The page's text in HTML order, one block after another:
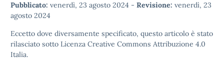
Pubblicato: venerdì, 23 agosto 2024 - Revisione: venerdì, 23
agosto 2024
Eccetto dove diversamente specificato, questo articolo è stato
rilasciato sotto Licenza Creative Commons Attribuzione 4.0
Italia.